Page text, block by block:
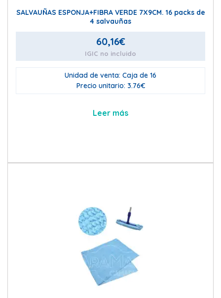
SALVAUÑAS ESPONJA+FIBRA VERDE 7X9CM. 16 packs de
4 salvauñas
60,16€
IGIC no incluido
Unidad de venta: Caja de 16
Precio unitario: 3.76€
Leer más